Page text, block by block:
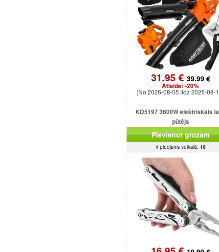
31.95 €39.99 €
Atlaide: -20%
(No 2026-08-05 līdz 2026-08-
KD5197 3600W elektriskais
pūtējs
Pievienot grozam
Ir pieejams veikalā: 10